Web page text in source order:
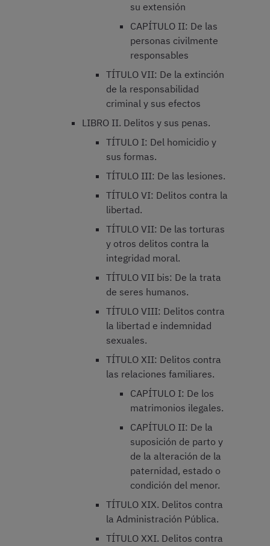
su extensión
CAPÍTULO II: De las
personas civilmente
responsables
TÍTULO VII: De la extinción
de la responsabilidad
criminal y sus efectos
LIBRO II. Delitos y sus penas.
TÍTULO I: Del homicidio y
sus formas.
TÍTULO III: De las lesiones.
TÍTULO VI: Delitos contra la
libertad.
TÍTULO VII: De las torturas
y otros delitos contra la
integridad moral.
TÍTULO VII bis: De la trata
de seres humanos.
TÍTULO VIII: Delitos contra
la libertad e indemnidad
sexuales.
TÍTULO XII: Delitos contra
las relaciones familiares.
CAPÍTULO I: De los
matrimonios ilegales.
CAPÍTULO II: De la
suposición de parto y
de la alteración de la
paternidad, estado o
condición del menor.
TÍTULO XIX. Delitos contra
la Administración Pública.
TÍTULO XXI. Delitos contra